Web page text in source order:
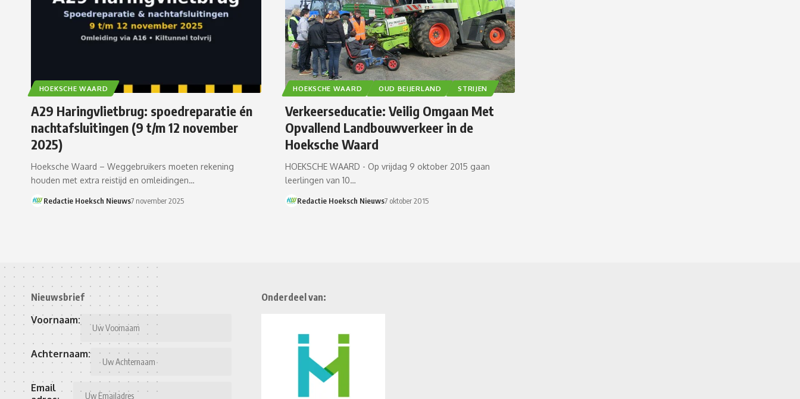
HOEKSCHE WAARD
A29 Haringvlietbrug: spoedreparatie én
nachtafsluitingen (9 t/m 12 november
2025)
Hoeksche Waard – Weggebruikers moeten rekening
houden met extra reistijd en omleidingen…
Redactie Hoeksch Nieuws7 november 2025
HOEKSCHE WAARD OUD BEIJERLAND STRIJEN
Verkeerseducatie: Veilig Omgaan Met
Opvallend Landbouwverkeer in de
Hoeksche Waard
HOEKSCHE WAARD - Op vrijdag 9 oktober 2015 gaan
leerlingen van 10…
Redactie Hoeksch Nieuws7 oktober 2015
Nieuwsbrief
Voornaam:
Achternaam:
Email
Onderdeel van: